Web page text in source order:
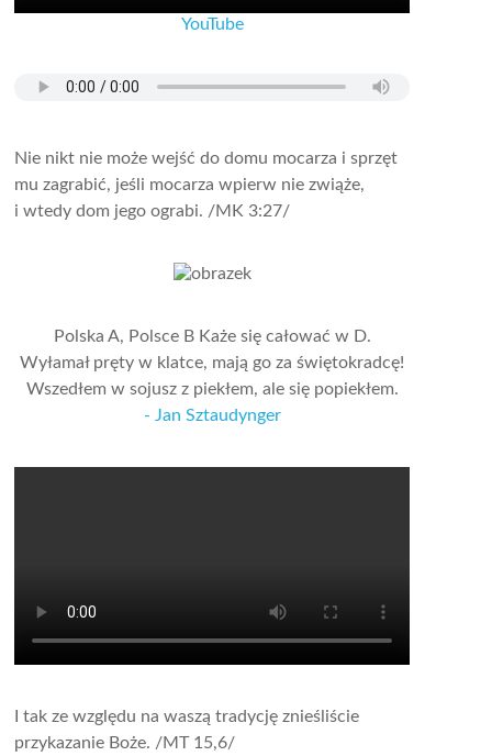
YouTube
Nie nikt nie może wejść do domu mocarza i sprzęt
mu zagrabić, jeśli mocarza wpierw nie zwiąże,
i wtedy dom jego ograbi. /MK 3:27/
Polska A, Polsce B Każe się całować w D.
Wyłamał pręty w klatce, mają go za świętokradcę!
Wszedłem w sojusz z piekłem, ale się popiekłem.
- Jan Sztaudynger
I tak ze względu na waszą tradycję znieśliście
przykazanie Boże. /MT 15,6/